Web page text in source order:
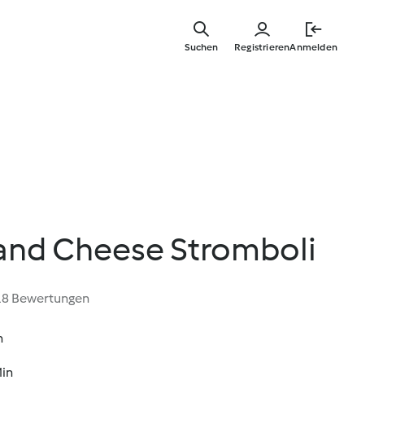
RegistrierenAnmelden
Suchen
Cheese Stromboli
Bewertungen